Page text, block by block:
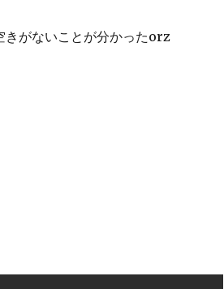
きがないことが分かったorz